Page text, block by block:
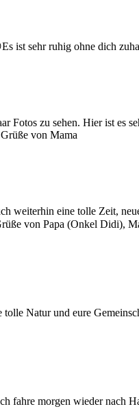
ist sehr ruhig ohne dich
Fotos zu sehen. Hier ist es
von Mama
weiterhin eine tolle Zeit,
von Papa (Onkel Didi),
Natur und eure
morgen wieder nach